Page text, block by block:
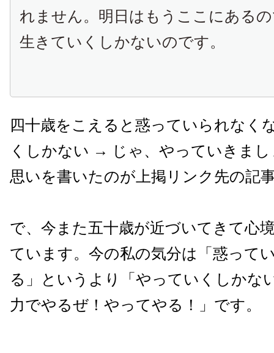
れません。明日はもうここにある
生きていくしかないのです。
四十歳をこえると惑っていられなく
くしかない → じゃ、やっていきま
思いを書いたのが上掲リンク先の記
で、今また五十歳が近づいてきて心
ています。今の私の気分は「惑って
る」というより「やっていくしかな
力でやるぜ！やってやる！」です。